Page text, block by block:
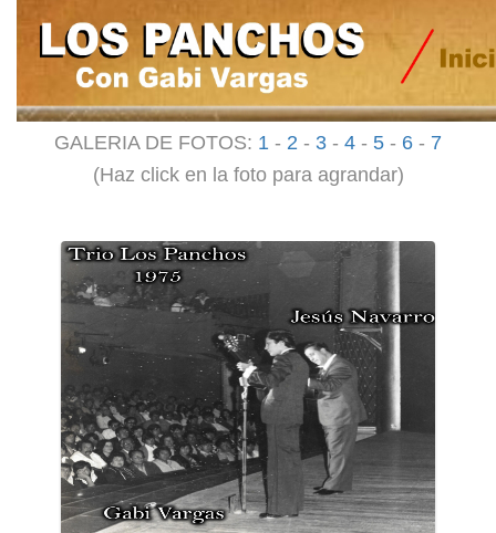
GALERIA DE FOTOS: 1 - 2 - 3 - 4 - 5 - 6 - 7
(Haz click en la foto para agrandar)